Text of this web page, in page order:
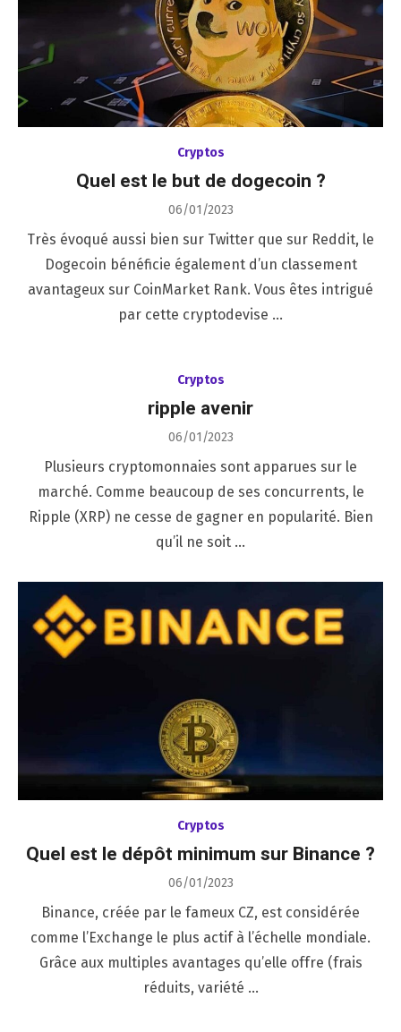
Cryptos
Quel est le but de dogecoin ?
Posted
06/01/2023
Très évoqué aussi bien sur Twitter que sur Reddit, le
Dogecoin bénéficie également d’un classement
avantageux sur CoinMarket Rank. Vous êtes intrigué
par cette cryptodevise …
Cryptos
ripple avenir
Posted
06/01/2023
Plusieurs cryptomonnaies sont apparues sur le
marché. Comme beaucoup de ses concurrents, le
Ripple (XRP) ne cesse de gagner en popularité. Bien
qu’il ne soit …
Cryptos
Quel est le dépôt minimum sur Binance ?
Posted
06/01/2023
Binance, créée par le fameux CZ, est considérée
comme l’Exchange le plus actif à l’échelle mondiale.
Grâce aux multiples avantages qu’elle offre (frais
réduits, variété …